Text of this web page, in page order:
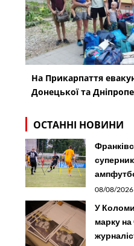
На Прикарпаття
Донецької та
ОСТАННІ НОВИНИ
08/08/
У
марку на